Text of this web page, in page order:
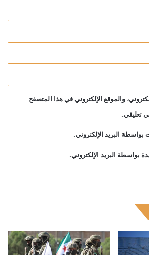
والموقع الإلكتروني في هذا المتصفح
تعليقي.
بواسطة البريد الإلكتروني.
بواسطة البريد الإلكتروني.